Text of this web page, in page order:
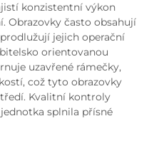
konzistentní výkon
Obrazovky často obsahují
jejich operační
orientovanou
uzavřené rámečky,
což tyto obrazovky
Kvalitní kontroly
splnila přísné